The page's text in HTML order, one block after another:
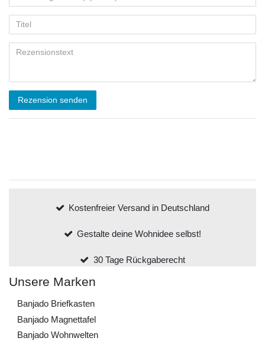
Rezension senden
Kostenfreier Versand in Deutschland
Gestalte deine Wohnidee selbst!
30 Tage Rückgaberecht
Unsere Marken
Banjado Briefkasten
Banjado Magnettafel
Banjado Wohnwelten